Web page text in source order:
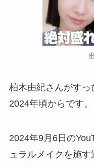
柏木由紀さんがすっ
2024年頃からです。
2024年9月6日の
ュラルメイクを施す